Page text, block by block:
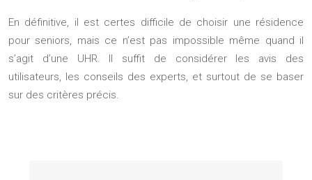
En définitive, il est certes difficile de choisir une résidence
pour seniors, mais ce n’est pas impossible même quand il
s’agit d’une UHR. Il suffit de considérer les avis des
utilisateurs, les conseils des experts, et surtout de se baser
sur des critères précis.